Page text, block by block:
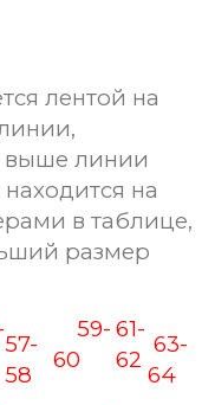
лентой на
выше линии
на
в таблице,
размер
57-
58
59-
60
61-
62
63-
64